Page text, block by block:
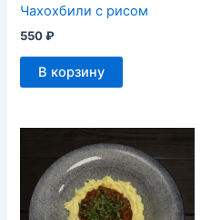
Чахохбили с рисом
550₽
В корзину